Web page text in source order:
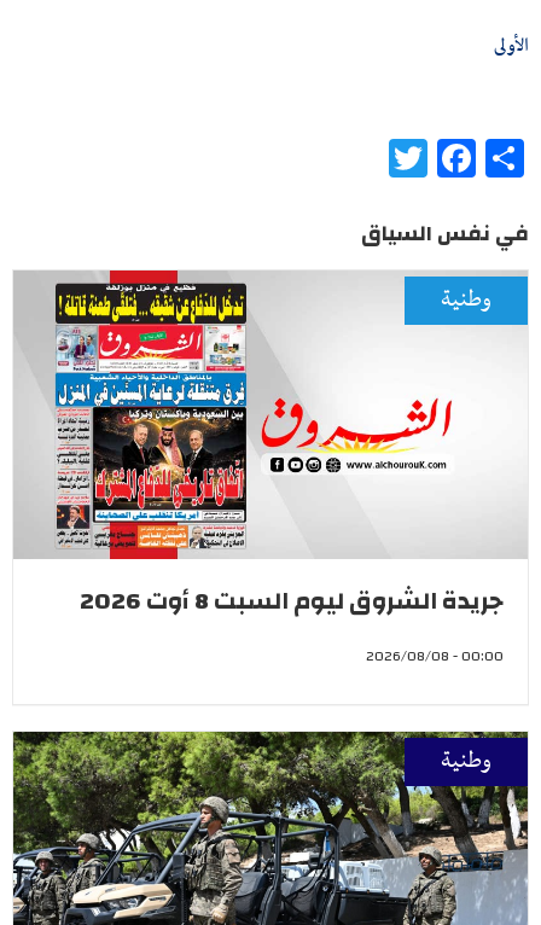
الأولى
Share
Facebook
في نفس السياق
وطنية
جريدة الشروق ليوم السبت 8 أوت 2026
00:00 - 2026/08/08
وطنية